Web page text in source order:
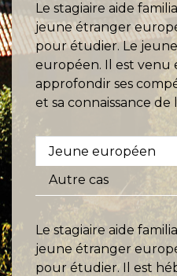
Le stagiaire aide
jeune étranger
pour étudier. Le
européen. Il est venu
approfondir ses
et sa connaissance de
Jeune européen
Autre cas
Le stagiaire aide
jeune étranger
pour étudier. Il est